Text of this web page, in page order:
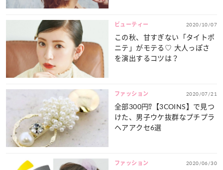
ビューティー 2020/10/07
この秋、甘すぎない「タイトポ
ニテ」がモテる♡ 大人っぽさ
を演出するコツは？
ファッション 2020/07/21
全部300円⁉【3COINS】で見つ
けた、男子ウケ抜群なプチプラ
ヘアアクセ6選
ファッション 2020/06/30